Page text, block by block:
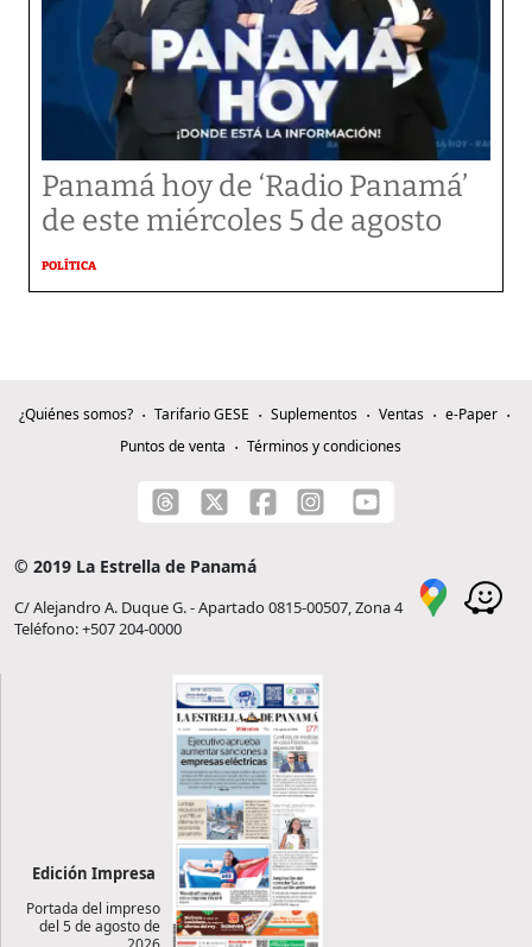
Panamá hoy de ‘Radio Panamá’
de este miércoles 5 de agosto
POLÍTICA
¿Quiénes somos? Tarifario GESE Suplementos Ventas
e-Paper
Puntos de venta
Términos y condiciones
© 2019 La Estrella de Panamá
C/ Alejandro A. Duque G. - Apartado 0815-00507, Zona 4
Teléfono: +507 204-0000
Edición Impresa
Portada del impreso
del 5 de agosto de